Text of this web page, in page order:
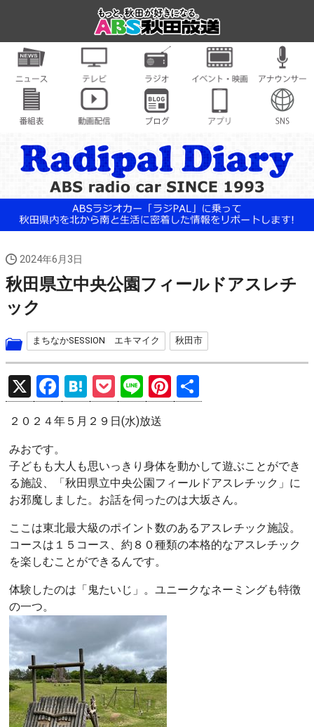
2024年6月3日
秋田県立中央公園フィールドアスレチ
ック
まちなかSESSION エキマイク 秋田市
X
F
a
ce
b
o
o
k
H
at
e
n
a
P
o
ck
Li
n
e
Pi
nt
es
t
有
２０２４年５月２９日(水)放送
みおです。
子どもも大人も思いっきり身体を動かして遊ぶことができ
る施設、「秋田県立中央公園フィールドアスレチック」に
お邪魔しました。お話を伺ったのは大坂さん。
ここは東北最大級のポイント数のあるアスレチック施設。
コースは１５コース、約８０種類の本格的なアスレチック
を楽しむことができるんです。
体験したのは「鬼たいじ」。ユニークなネーミングも特徴
の一つ。